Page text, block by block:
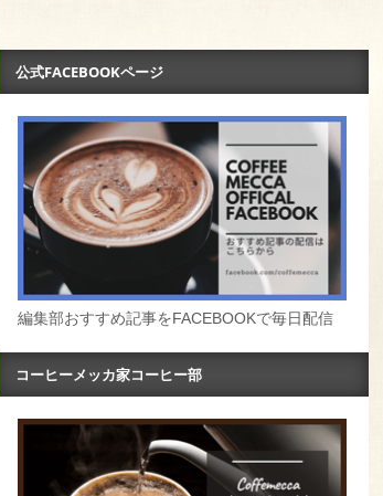
公式FACEBOOKページ
編集部おすすめ記事をFACEBOOKで毎日配信
コーヒーメッカ家コーヒー部